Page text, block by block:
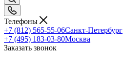
Телефоны
+7 (812) 565-55-06Санкт-Петербург
+7 (495) 183-03-80Москва
Заказать звонок